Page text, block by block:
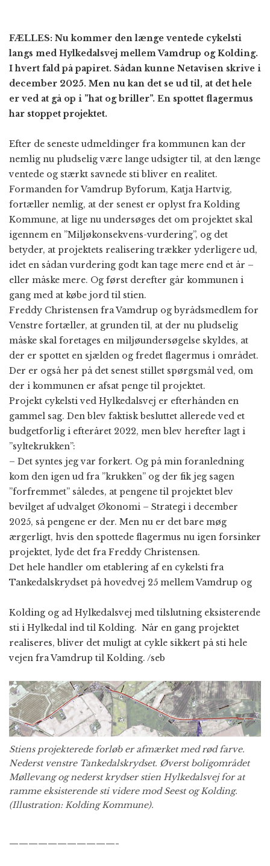
FÆLLES: Nu kommer den længe ventede cykelsti
langs med Hylkedalsvej mellem Vamdrup og Kolding.
I hvert fald på papiret. Sådan kunne Netavisen skrive i
december 2025. Men nu kan det se ud til, at det hele
er ved at gå op i ”hat og briller”. En spottet flagermus
har stoppet projektet.
Efter de seneste udmeldinger fra kommunen kan der
nemlig nu pludselig være lange udsigter til, at den længe
ventede og stærkt savnede sti bliver en realitet.
Formanden for Vamdrup Byforum, Katja Hartvig,
fortæller nemlig, at der senest er oplyst fra Kolding
Kommune, at lige nu undersøges det om projektet skal
igennem en ”Miljøkonsekvens-vurdering”, og det
betyder, at projektets realisering trækker yderligere ud,
idet en sådan vurdering godt kan tage mere end et år –
eller måske mere. Og først derefter går kommunen i
gang med at købe jord til stien.
Freddy Christensen fra Vamdrup og byrådsmedlem for
Venstre fortæller, at grunden til, at der nu pludselig
måske skal foretages en miljøundersøgelse skyldes, at
der er spottet en sjælden og fredet flagermus i området.
Der er også her på det senest stillet spørgsmål ved, om
der i kommunen er afsat penge til projektet.
Projekt cykelsti ved Hylkedalsvej er efterhånden en
gammel sag. Den blev faktisk besluttet allerede ved et
budgetforlig i efteråret 2022, men blev herefter lagt i
”syltekrukken”:
– Det syntes jeg var forkert. Og på min foranledning
kom den igen ud fra ”krukken” og der fik jeg sagen
”forfremmet” således, at pengene til projektet blev
bevilget af udvalget Økonomi – Strategi i december
2025, så pengene er der. Men nu er det bare møg
ærgerligt, hvis den spottede flagermus nu igen forsinker
projektet, lyde det fra Freddy Christensen.
Det hele handler om etablering af en cykelsti fra
Tankedalskrydset på hovedvej 25 mellem Vamdrup og
Kolding og ad Hylkedalsvej med tilslutning eksisterende
sti i Hylkedal ind til Kolding. Når en gang projektet
realiseres, bliver det muligt at cykle sikkert på sti hele
vejen fra Vamdrup til Kolding. /seb
Stiens projekterede forløb erafmærket med rød farve.
Nederst venstre Tankedalskrydset. Øverst boligområdet
Møllevang og nederst krydser stien Hylkedalsvej for at
ramme eksisterende sti videre mod Seest og Kolding.
(Illustration: Kolding Kommune).
———————————-